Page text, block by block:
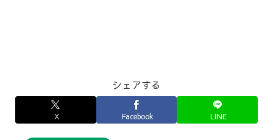
シェアする
X Facebook LINE